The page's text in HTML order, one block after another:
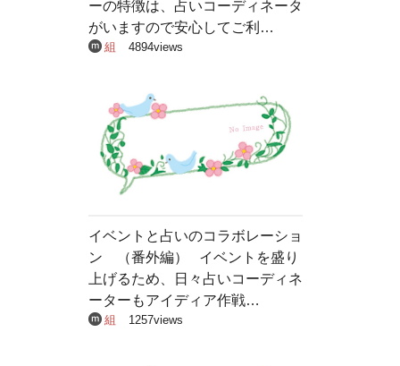
ーの特徴は、占いコーディネータ
がいますので安心してご利…
組 4894views
イベントと占いのコラボレーショ
ン （番外編） イベントを盛り
上げるため、日々占いコーディネ
ーターもアイディア作戦…
組 1257views